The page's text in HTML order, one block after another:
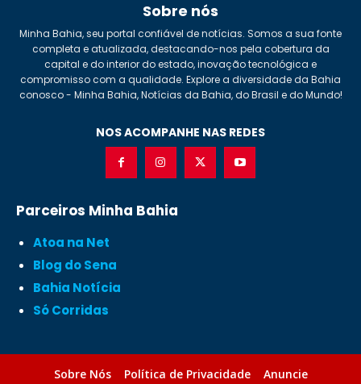
Sobre nós
Minha Bahia, seu portal confiável de notícias. Somos a sua fonte
completa e atualizada, destacando-nos pela cobertura da
capital e do interior do estado, inovação tecnológica e
compromisso com a qualidade. Explore a diversidade da Bahia
conosco - Minha Bahia, Notícias da Bahia, do Brasil e do Mundo!
NOS ACOMPANHE NAS REDES
Parceiros Minha Bahia
Atoa na Net
Blog do Sena
Bahia Notícia
Só Corridas
Sobre Nós Política de Privacidade
Anuncie